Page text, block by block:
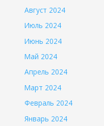
Август 2024
Июль 2024
Июнь 2024
Май 2024
Апрель 2024
Март 2024
Февраль 2024
Январь 2024